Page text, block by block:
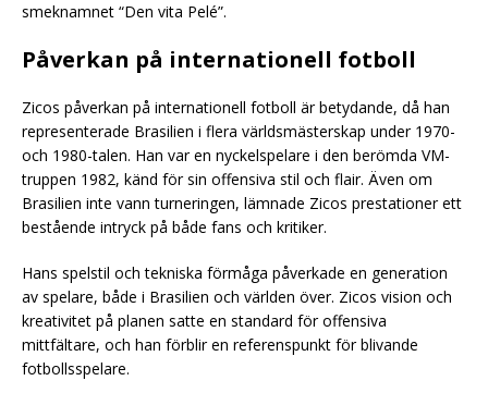
smeknamnet “Den vita Pelé”.
Påverkan på internationell fotboll
Zicos påverkan på internationell fotboll är betydande, då han
representerade Brasilien i flera världsmästerskap under 1970-
och 1980-talen. Han var en nyckelspelare i den berömda VM-
truppen 1982, känd för sin offensiva stil och flair. Även om
Brasilien inte vann turneringen, lämnade Zicos prestationer ett
bestående intryck på både fans och kritiker.
Hans spelstil och tekniska förmåga påverkade en generation
av spelare, både i Brasilien och världen över. Zicos vision och
kreativitet på planen satte en standard för offensiva
mittfältare, och han förblir en referenspunkt för blivande
fotbollsspelare.